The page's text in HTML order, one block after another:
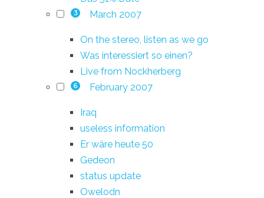
3 March 2007
On the stereo, listen as we go
Was interessiert so einen?
Live from Nockherberg
6 February 2007
Iraq
useless information
Er wäre heute 50
Gedeon
status update
Owelodn